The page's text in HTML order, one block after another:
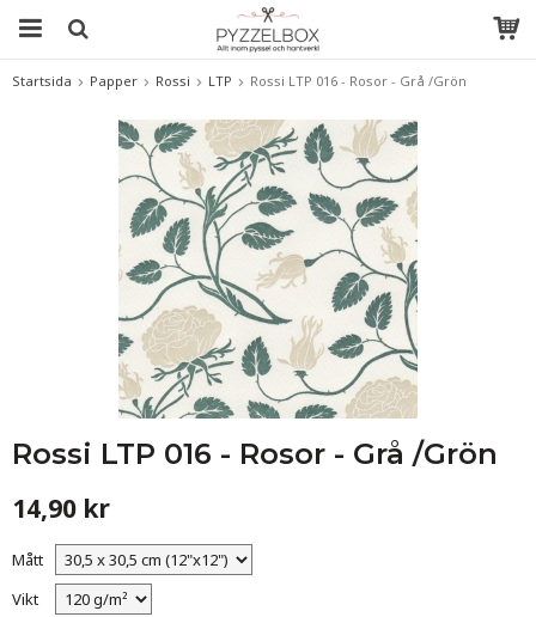
Startsida Papper Rossi LTP Rossi LTP 016 - Rosor - Grå /Grön
Rossi LTP 016 - Rosor - Grå /Grön
14,90 kr
Mått
Vikt